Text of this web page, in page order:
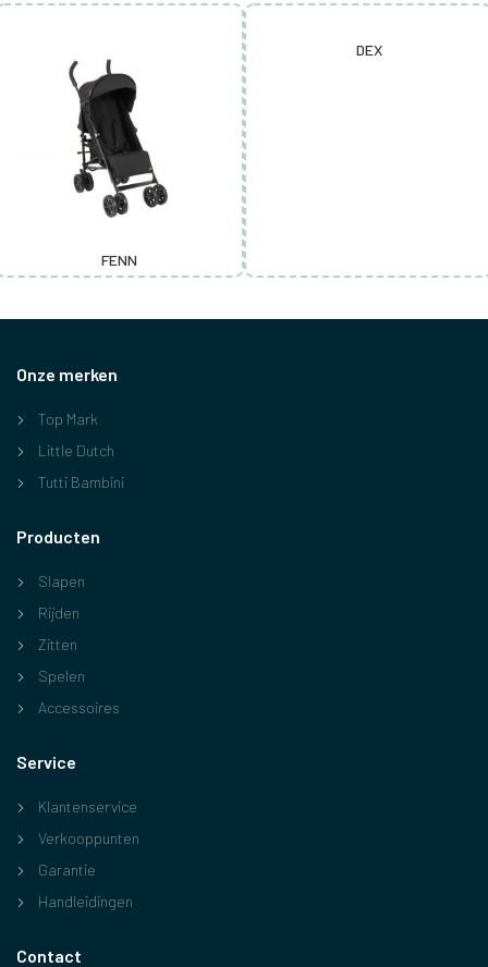
FENN
DEX
Onze merken
Top Mark
Little Dutch
Tutti Bambini
Producten
Slapen
Rijden
Zitten
Spelen
Accessoires
Service
Klantenservice
Verkooppunten
Garantie
Handleidingen
Contact